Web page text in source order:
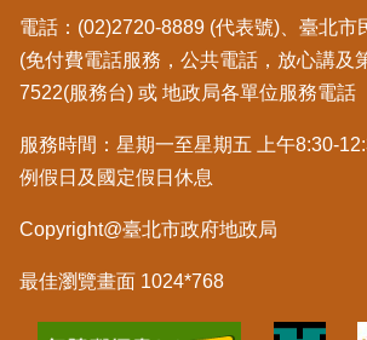
電話：(02)2720-8889 (代表號)、臺北市
(免付費電話服務，公共電話，放心講及
7522(服務台) 或 地政局各單位服務電話
服務時間：星期一至星期五 上午8:30-
例假日及國定假日休息
Copyright@臺北市政府地政局
最佳瀏覽畫面 1024*768